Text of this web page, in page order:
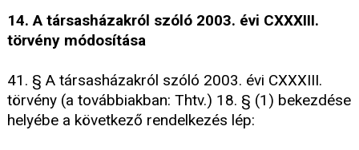
14. A társasházakról szóló 2003. évi CXXXIII.
törvény módosítása
41. § A társasházakról szóló 2003. évi CXXXIII.
törvény (a továbbiakban: Thtv.) 18. § (1) bekezdése
helyébe a következő rendelkezés lép: